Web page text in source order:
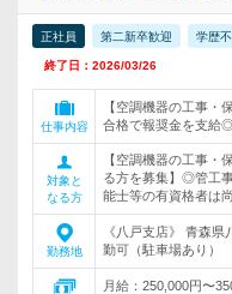
正社員 第二新卒歓迎 学歴
終了日：2026/03/26
仕事内容
【空調機器の工事
合格で報奨金を支給
対象と
なる方
【空調機器の工事・
る方を募集】◎管工
能士等の有資格者は
勤務地
《八戸支店》 青森
勤可（駐車場あり）
月給：250,000円〜